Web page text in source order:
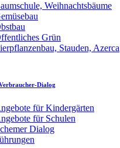
Weihnachtsbäume
Grün
Stauden, Azerca
Dialog
für Kindergärten
für Schulen
Dialog